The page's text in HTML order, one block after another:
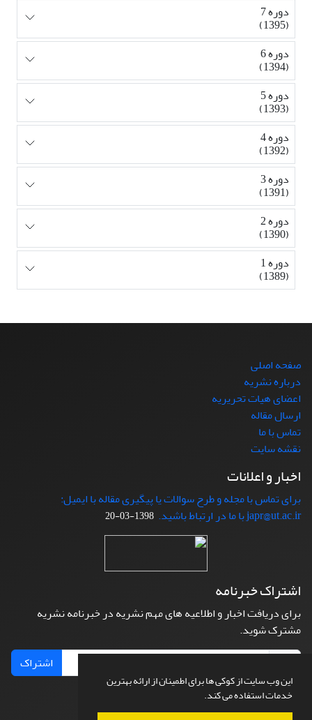
این وب سایت از کوکی ها برای اطمینان از ارائه بهترین
خدمات استفاده می کند.
دوره 7
(1395)
دوره 6
(1394)
دوره 5
(1393)
دوره 4
(1392)
دوره 3
(1391)
دوره 2
(1390)
دوره 1
(1389)
صفحه اصلی
درباره نشریه
اعضای هیات تحریریه
ارسال مقاله
تماس با ما
نقشه سایت
اخبار و اعلانات
برای تماس با مجله و طرح سوالات یا پیگیری مقاله با ایمیل:
japr@ut.ac.ir با ما در ارتباط باشید.
1398-03-20
اشتراک خبرنامه
برای دریافت اخبار و اطلاعیه های مهم نشریه در خبرنامه نشریه
مشترک شوید.
اشتراک